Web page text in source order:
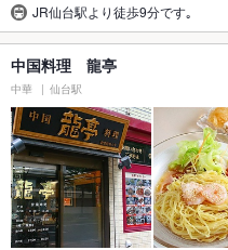
JR仙台駅より徒歩9分です｡
中国料理 龍亭
中華 仙台駅